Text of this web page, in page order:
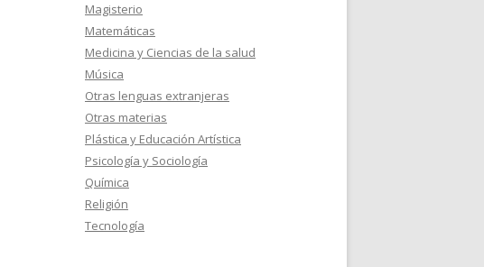
Magisterio
Matemáticas
Medicina y Ciencias de la salud
Música
Otras lenguas extranjeras
Otras materias
Plástica y Educación Artística
Psicología y Sociología
Química
Religión
Tecnología